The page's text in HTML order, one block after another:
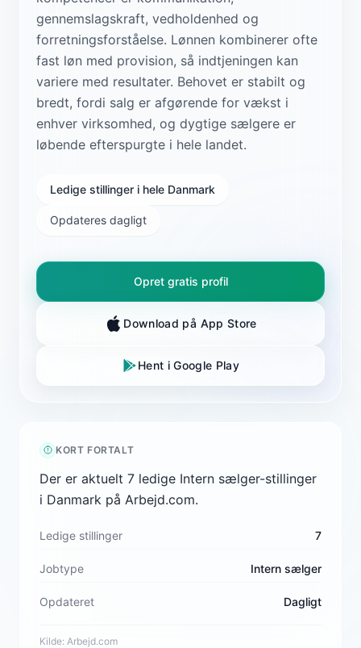
gennemslagskraft, vedholdenhed og
forretningsforståelse. Lønnen kombinerer ofte
fast løn med provision, så indtjeningen kan
variere med resultater. Behovet er stabilt og
bredt, fordi salg er afgørende for vækst i
enhver virksomhed, og dygtige sælgere er
løbende efterspurgte i hele landet.
Ledige stillinger i hele Danmark
Opdateres dagligt
Opret gratis profil
Download på App Store
Hent i Google Play
KORT FORTALT
Der er aktuelt 7 ledige Intern sælger-stillinger
i Danmark på Arbejd.com.
Ledige stillinger 7
Jobtype Intern sælger
Opdateret Dagligt
Kilde: Arbejd.com